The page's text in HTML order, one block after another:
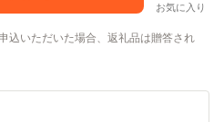
お気に入り
込いただいた場合、返礼品は贈答され